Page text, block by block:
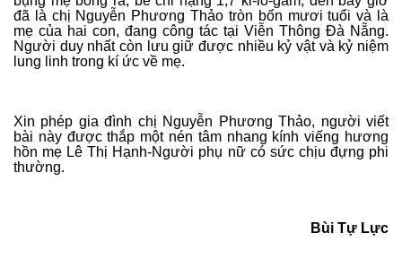
đã là chị Nguyễn Phương Thảo tròn bốn mươi tuổi và là
mẹ của hai con, đang công tác tại Viễn Thông Đà Nẵng.
Người duy nhất còn lưu giữ được nhiều kỷ vật và kỷ niệm
lung linh trong kí ức về mẹ.
Xin phép gia đình chị Nguyễn Phương Thảo, người viết
bài này được thắp một nén tâm nhang kính viếng hương
hồn mẹ Lê Thị Hạnh-Người phụ nữ có sức chịu đựng phi
thường.
Bùi Tự Lực